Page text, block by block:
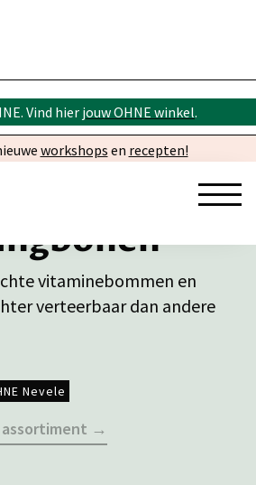
Vind hier jouw OHNE winkel.
workshops en recepten!
vitaminebommen en
verteerbaar dan andere
Nevele
assortiment →